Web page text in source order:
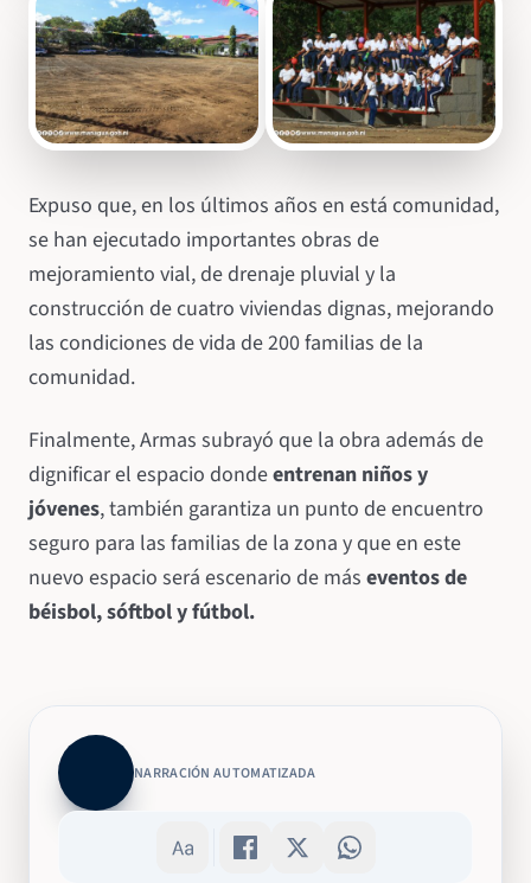
Expuso que, en los últimos años en está comunidad,
se han ejecutado importantes obras de
mejoramiento vial, de drenaje pluvial y la
construcción de cuatro viviendas dignas, mejorando
las condiciones de vida de 200 familias de la
comunidad.
Finalmente, Armas subrayó que la obra además de
dignificar el espacio dondeentrenan niños y
jóvenes, también garantiza un punto de encuentro
seguro para las familias de la zona y que en este
nuevo espacio será escenario de más eventos de
béisbol, sóftbol y fútbol.
NARRACIÓN AUTOMATIZADA